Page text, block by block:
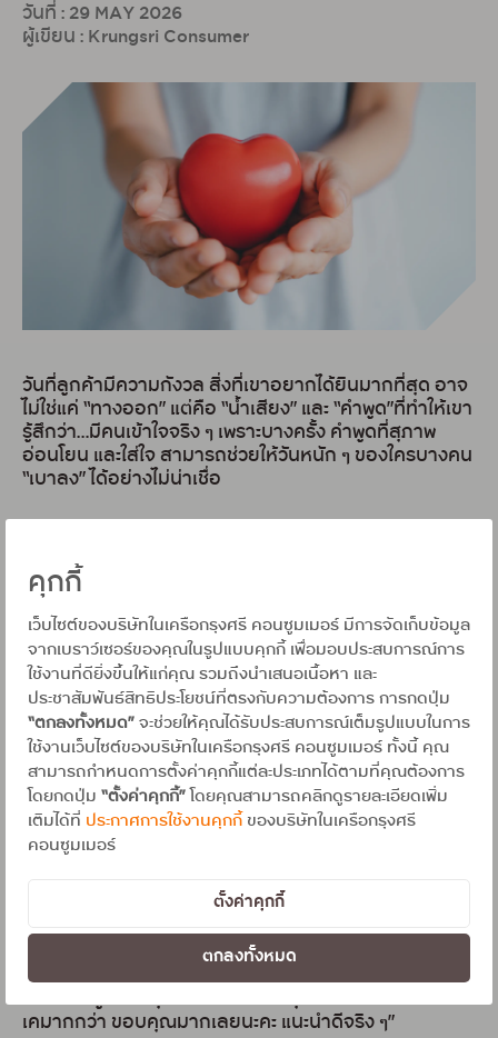
คุกกี้
เว็บไซต์ของบริษัทในเครือกรุงศรี คอนซูมเมอร์ มีการจัดเก็บข้อมูล
จากเบราว์เซอร์ของคุณในรูปแบบคุกกี้ เพื่อมอบประสบการณ์การ
ใช้งานที่ดียิ่งขึ้นให้แก่คุณ รวมถึงนำเสนอเนื้อหา และ
ประชาสัมพันธ์สิทธิประโยชน์ที่ตรงกับความต้องการ การกดปุ่ม
“ตกลงทั้งหมด”จะช่วยให้คุณได้รับประสบการณ์เต็มรูปแบบในการ
ใช้งานเว็บไซต์ของบริษัทในเครือกรุงศรี คอนซูมเมอร์ ทั้งนี้ คุณ
สามารถกำหนดการตั้งค่าคุกกี้แต่ละประเภทได้ตามที่คุณต้องการ
โดยกดปุ่ม “ตั้งค่าคุกกี้”โดยคุณสามารถคลิกดูรายละเอียดเพิ่ม
เติมได้ที่ ประกาศการใช้งานคุกกี้ของบริษัทในเครือกรุงศรี
คอนซูมเมอร์
ตั้งค่าคุกกี้
ตกลงทั้งหมด
วันที่ : 29 MAY 2026
ผู้เขียน : Krungsri Consumer
วันที่ลูกค้ามีความกังวล สิ่งที่เขาอยากได้ยินมากที่สุด อาจ
ไม่ใช่แค่ “ทางออก” แต่คือ “น้ำเสียง” และ “คำพูด”ที่ทำให้เขา
รู้สึกว่า…มีคนเข้าใจจริง ๆ เพราะบางครั้ง คำพูดที่สุภาพ
อ่อนโยน และใส่ใจ สามารถช่วยให้วันหนัก ๆ ของใครบางคน
“เบาลง” ได้อย่างไม่น่าเชื่อ
ปรึกษาและวางแผนการชำระเงิน เรื่องยอดชำระ เบื้องหลัง
คำถามนั้น คือความไม่พร้อมที่ลูกค้าพยายามบอกอย่าง
สุภาพว่า เดือนนี้ยังไม่สะดวกชำระเลย อาจต้องรอเดือน
หน้า พนักงานไม่ได้ตอบเพียงตามขั้นตอน แต่เลือกใช้ “น้ำ
เสียงที่ตั้งใจรับฟัง” และ “คำพูดที่ใส่ใจความรู้สึก” ไม่มีคำพูด
เร่งรัด ไม่มีน้ำเสียงกดดัน มีเพียงการอธิบายทางเลือก
อย่างค่อยเป็นค่อยไป ทั้งแนวทางการปรับโครงสร้างหนี้
การปรับอัตราดอกเบี้ย รวมถึงเงื่อนไขต่าง ๆ ที่อธิบาย
อย่างชัดเจน เข้าใจง่าย
ทุกประโยคถูกส่งออกไปด้วยความสุภาพและความตั้งใจให้
ลูกค้า “เข้าใจจริง” ไม่ใช่แค่ “รับรู้ข้อมูล” ลูกค้าค่อย ๆ คลาย
ความกังวลลงแม้สุดท้ายจะยังไม่ได้ตัดสินใจเข้าร่วม
ก่อนและยังคงอยากใช้บัตรต่อไป
ก่อนจบบทสนทนาลูกค้าได้พูดสิ่งหนึ่งที่สะท้อนความรู้สึก
ทั้งหมดเอาไว้ว่า “รู้ไหมคะ…ทำไมถึงชอบบัตรกรุงศรี เพราะ
พนักงานพูดจาดีทุกคนเลย ทั้งการคุยและการแนะนำ คือโอ
เคมากกว่า ขอบคุณมากเลยนะคะ แนะนำดีจริง ๆ”